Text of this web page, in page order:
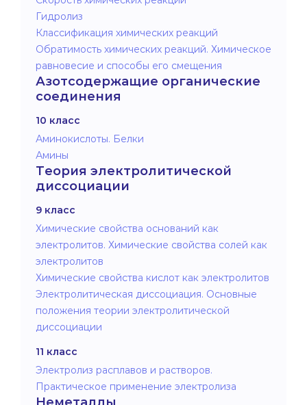
Гидролиз
Классификация химических реакций
Обратимость химических реакций. Химическое
равновесие и способы его смещения
Азотсодержащие органические
соединения
10 класс
Аминокислоты. Белки
Амины
Теория электролитической
диссоциации
9 класс
Химические свойства оснований как
электролитов. Химические свойства солей как
электролитов
Химические свойства кислот как электролитов
Электролитическая диссоциация. Основные
положения теории электролитической
диссоциации
11 класс
Электролиз расплавов и растворов.
Практическое применение электролиза